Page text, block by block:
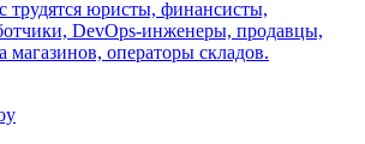
трудятся юристы, финансисты,
DevOps-инженеры, продавцы,
магазинов, операторы складов.